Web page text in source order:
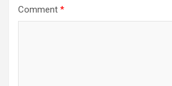
Comment *